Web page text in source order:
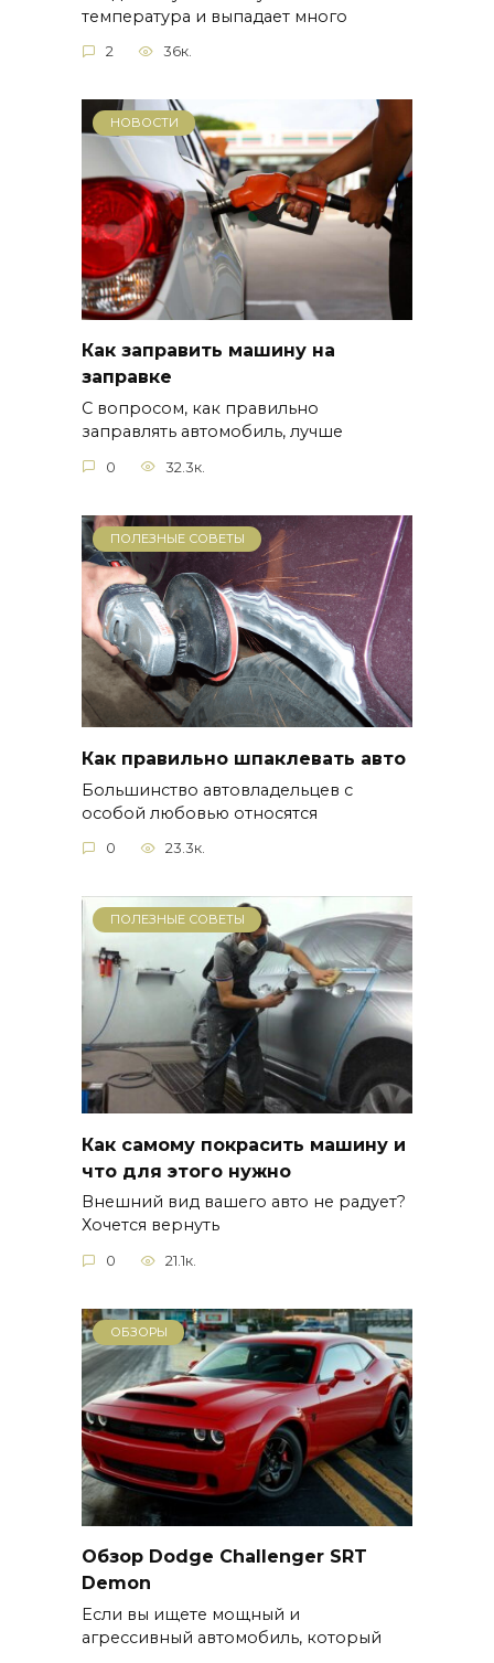
температура и выпадает много
2 36к.
НОВОСТИ
Как заправить машину на
заправке
С вопросом, как правильно
заправлять автомобиль, лучше
0 32.3к.
ПОЛЕЗНЫЕ СОВЕТЫ
Как правильно шпаклевать авто
Большинство автовладельцев с
особой любовью относятся
0 23.3к.
ПОЛЕЗНЫЕ СОВЕТЫ
Как самому покрасить машину и
что для этого нужно
Внешний вид вашего авто не радует?
Хочется вернуть
0 21.1к.
ОБЗОРЫ
Обзор Dodge Challenger SRT
Demon
Если вы ищете мощный и
агрессивный автомобиль, который